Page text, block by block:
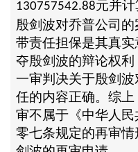
130757542.88元并计
殷剑波对乔普公司
带责任担保是其真
夺殷剑波的辩论权
一审判决关于殷剑
任的内容正确。综
审不属于《中华人
零七条规定的再审